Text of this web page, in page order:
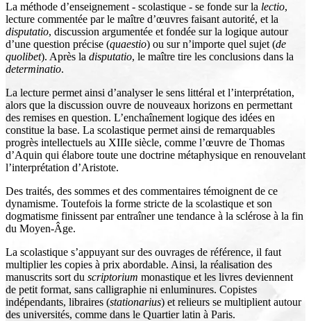
La méthode d’enseignement - scolastique - se fonde sur la lectio,
lecture commentée par le maître d’œuvres faisant autorité, et la
disputatio, discussion argumentée et fondée sur la logique autour
d’une question précise (quaestio) ou sur n’importe quel sujet (de
quolibet). Après la disputatio, le maître tire les conclusions dans la
determinatio.
La lecture permet ainsi d’analyser le sens littéral et l’interprétation,
alors que la discussion ouvre de nouveaux horizons en permettant
des remises en question. L’enchaînement logique des idées en
constitue la base. La scolastique permet ainsi de remarquables
progrès intellectuels au XIIIe siècle, comme l’œuvre de Thomas
d’Aquin qui élabore toute une doctrine métaphysique en renouvelant
l’interprétation d’Aristote.
Des traités, des sommes et des commentaires témoignent de ce
dynamisme. Toutefois la forme stricte de la scolastique et son
dogmatisme finissent par entraîner une tendance à la sclérose à la fin
du Moyen-Âge.
La scolastique s’appuyant sur des ouvrages de référence, il faut
multiplier les copies à prix abordable. Ainsi, la réalisation des
manuscrits sort du scriptorium monastique et les livres deviennent
de petit format, sans calligraphie ni enluminures. Copistes
indépendants, libraires (stationarius) et relieurs se multiplient autour
des universités, comme dans le Quartier latin à Paris.